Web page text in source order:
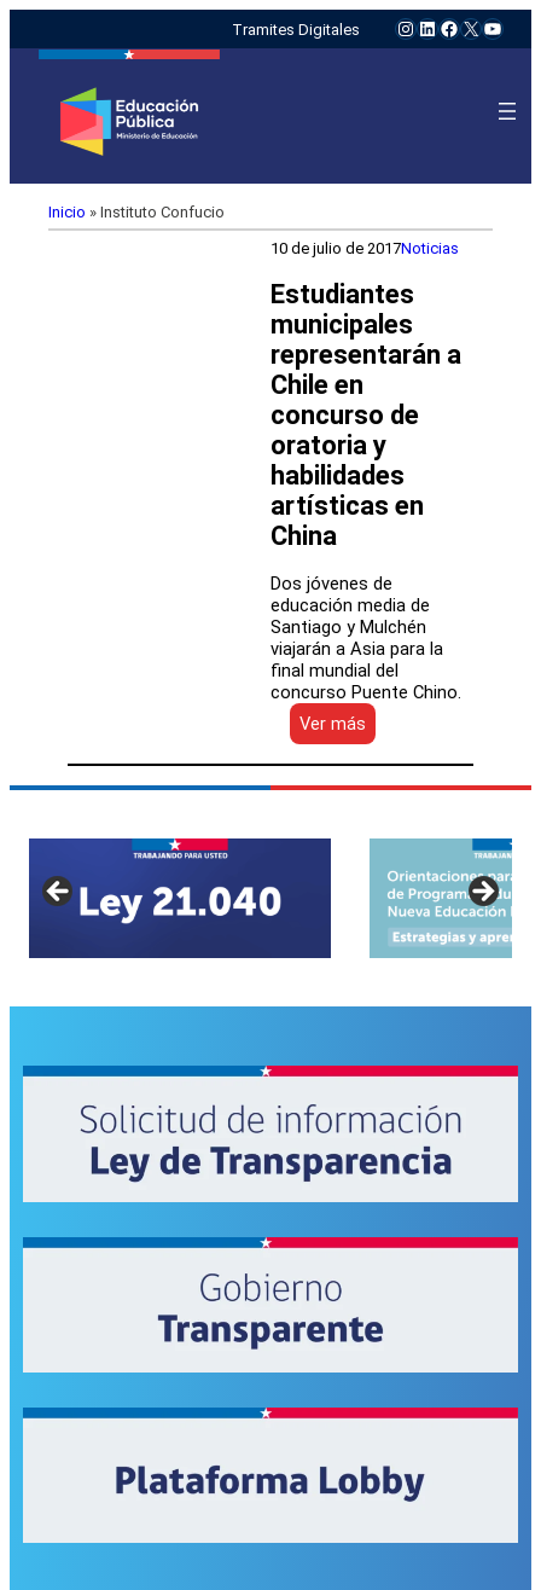
Tramites Digitales Instagram
LinkedIn
Facebook
X
Inicio » Instituto Confucio
10 de julio de 2017Noticias
Estudiantes
municipales
representarán a
Chile en
concurso de
oratoria y
habilidades
artísticas en
China
Dos jóvenes de
educación media de
Santiago y Mulchén
viajarán a Asia para la
final mundial del
concurso Puente Chino.
Ver más
Estudiantes
municipales
representarán
concurso
oratoria
habilidades
en